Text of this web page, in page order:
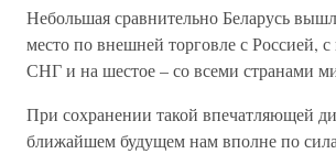
Небольшая сравнительно Беларусь
место по внешней торговле с Россией,
СНГ и на шестое – со всеми странами
При сохранении такой впечатляющей
ближайшем будущем нам вполне по